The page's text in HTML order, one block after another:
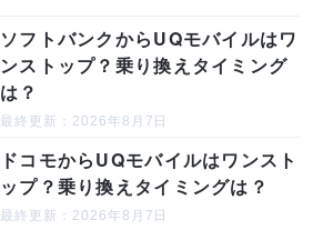
ソフトバンクからUQモバイルはワ
ンストップ？乗り換えタイミング
は？
最終更新：2026年8月7日
ドコモからUQモバイルはワンスト
ップ？乗り換えタイミングは？
最終更新：2026年8月7日